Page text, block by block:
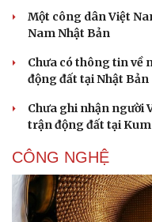
Văn hóa
Sân khấu - Điện ảnh
Văn học
Âm nhạc
Một công dân Việt
Nam Nhật Bản
Chưa có thông tin về
động đất tại Nhật Bản
Chưa ghi nhận người
trận động đất tại
CÔNG NGHỆ